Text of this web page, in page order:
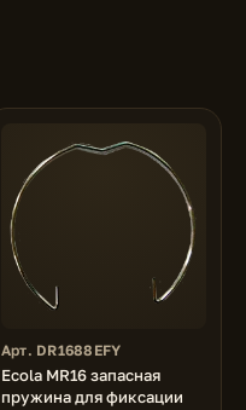
Арт. DR1688EFY
Ecola MR16 запасная
пружина для фиксации